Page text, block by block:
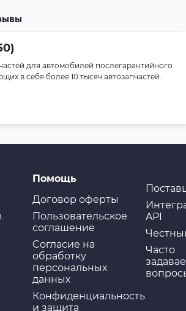
для автомобилей послегарантийного
в себя более 10 тысяч автозапчастей.
Помощь
Договор оферты
Пользовательское
соглашение
Cогласие на
обработку
персональных
данных
Конфиденциальность
и защита
API
Часто